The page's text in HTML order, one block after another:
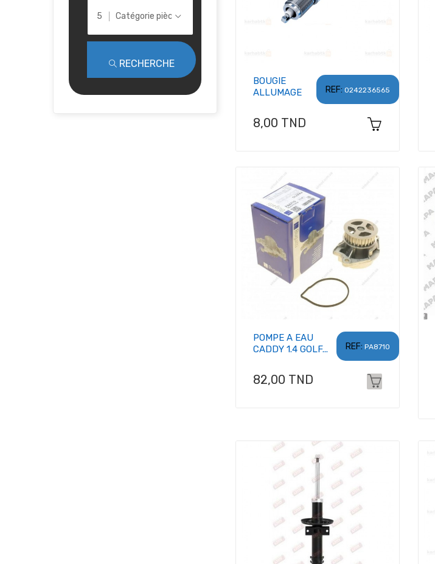
Catégorie pièce
RECHERCHE
REF: 0242236565
BOUGIE
ALLUMAGE
Prix
8,00 TND
REF: PA8710
POMPE A EAU
CADDY 1.4 GOLF...
Prix
82,00 TND